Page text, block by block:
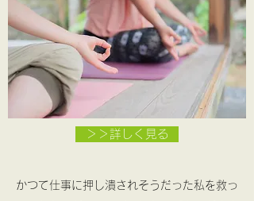
＞＞詳しく見る
かつて仕事に押し潰されそうだった私を救っ